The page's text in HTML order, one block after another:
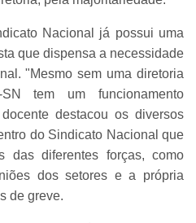
Nacional já possui uma
que dispensa a necessidade
"Mesmo sem uma diretoria
tem um funcionamento
destacou os diversos
do Sindicato Nacional que
das diferentes forças, como
dos setores e a própria
de greve.